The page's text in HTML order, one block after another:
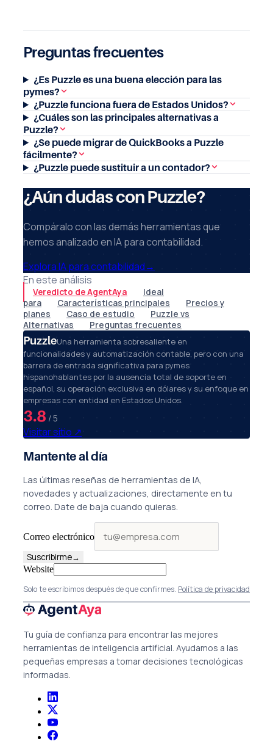
Preguntas frecuentes
¿Es Puzzle es una buena elección para las
pymes?
¿Puzzle funciona fuera de Estados Unidos?
¿Cuáles son las principales alternativas a
Puzzle?
¿Se puede migrar de QuickBooks a Puzzle
fácilmente?
¿Puzzle puede sustituir a un contador?
¿Aún dudas con Puzzle?
Compáralo con las demás herramientas que
hemos analizado en IA para contabilidad.
Explora IA para contabilidad→
En este análisis
Veredicto de AgentAya
Ideal
para
Características principales
Precios y
planes
Caso de estudio
Puzzle vs
Alternativas
Preguntas frecuentes
PuzzleUna herramienta sobresaliente en
funcionalidades y automatización contable, pero con una
barrera de entrada significativa para pymes
hispanohablantes por la ausencia total de soporte en
español, su operación exclusiva en dólares y su enfoque en
empresas con entidad en Estados Unidos.
3.8 / 5
Visitar sitio ↗
Mantente al día
Las últimas reseñas de herramientas de IA,
novedades y actualizaciones, directamente en tu
correo. Date de baja cuando quieras.
Correo electrónico
Suscribirme→
Website
Solo te escribimos después de que confirmes. Política de privacidad
Tu guía de confianza para encontrar las mejores
herramientas de inteligencia artificial. Ayudamos a las
pequeñas empresas a tomar decisiones tecnológicas
informadas.